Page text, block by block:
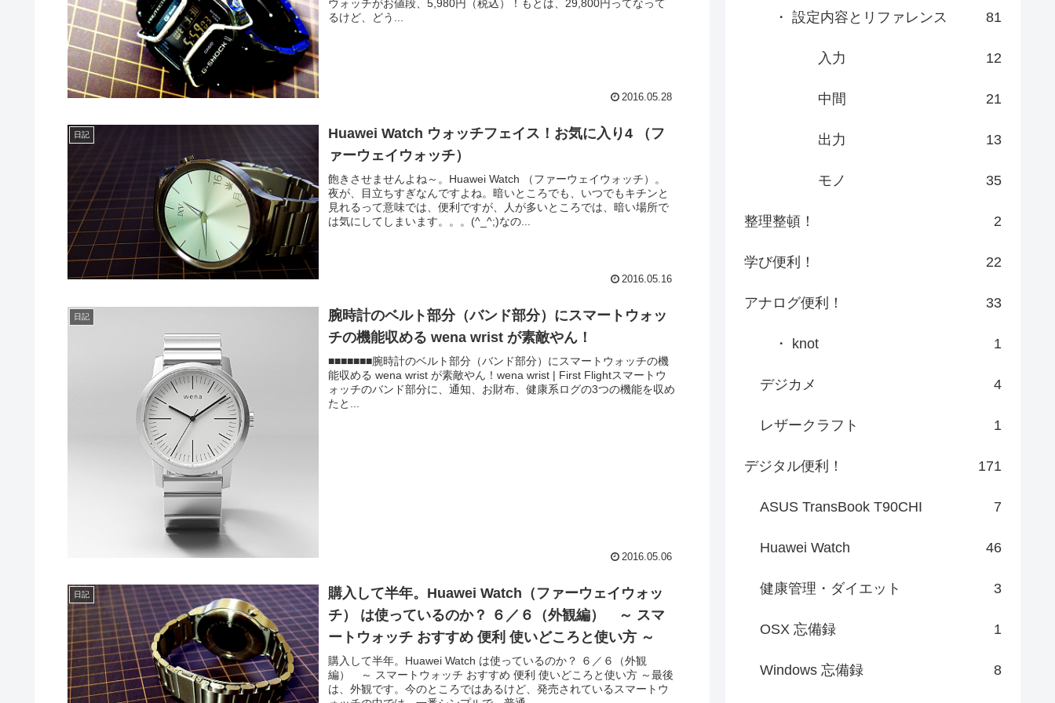
ウォッチがお値段、5,980円（税込）！もとは、29,800円ってなって
るけど、どう...
2016.05.28
日記
Huawei Watch ウォッチフェイス！お気に入り4 （フ
ァーウェイウォッチ）
飽きさせませんよね～。Huawei Watch （ファーウェイウォッチ）。
夜が、目立ちすぎなんですよね。暗いところでも、いつでもキチンと
見れるって意味では、便利ですが、人が多いところでは、暗い場所で
は気にしてしまいます。。。(^_^;)なの...
2016.05.16
日記
腕時計のベルト部分（バンド部分）にスマートウォッ
チの機能収める wena wrist が素敵やん！
■■■■■■■腕時計のベルト部分（バンド部分）にスマートウォッチの機
能収める wena wrist が素敵やん！wena wrist | First Flightスマートウ
ォッチのバンド部分に、通知、お財布、健康系ログの3つの機能を収め
たと...
2016.05.06
日記
購入して半年。Huawei Watch（ファーウェイウォッ
チ） は使っているのか？ ６／６（外観編） ～ スマ
ートウォッチ おすすめ 便利 使いどころと使い方 ～
購入して半年。Huawei Watch は使っているのか？ ６／６（外観
編） ～ スマートウォッチ おすすめ 便利 使いどころと使い方 ～最後
は、外観です。今のところではあるけど、発売されているスマートウ
・ 設定内容とリファレンス 81
入力 12
中間 21
出力 13
モノ 35
整理整頓！ 2
学び便利！ 22
アナログ便利！ 33
・ knot 1
デジカメ 4
レザークラフト 1
デジタル便利！ 171
ASUS TransBook T90CHI 7
Huawei Watch 46
健康管理・ダイエット 3
OSX 忘備録 1
Windows 忘備録 8